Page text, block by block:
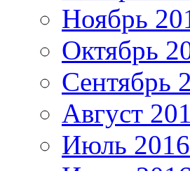
Ноябрь
Октябрь
Сентябрь
Август
Июль 2016